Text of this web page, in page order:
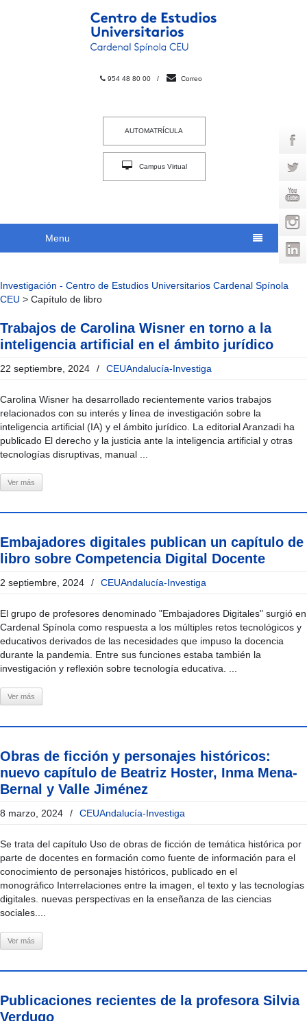
954 48 80 00 / Correo
AUTOMATRÍCULA
Campus Virtual
Menu
Investigación - Centro de Estudios Universitarios Cardenal Spínola
CEU > Capítulo de libro
Trabajos de Carolina Wisner en torno a la
inteligencia artificial en el ámbito jurídico
22 septiembre, 2024 / CEUAndalucía-Investiga
Carolina Wisner ha desarrollado recientemente varios trabajos
relacionados con su interés y línea de investigación sobre la
inteligencia artificial (IA) y el ámbito jurídico. La editorial Aranzadi ha
publicado El derecho y la justicia ante la inteligencia artificial y otras
tecnologías disruptivas, manual ...
Ver más
Embajadores digitales publican un capítulo de
libro sobre Competencia Digital Docente
2 septiembre, 2024 / CEUAndalucía-Investiga
El grupo de profesores denominado "Embajadores Digitales" surgió en
Cardenal Spínola como respuesta a los múltiples retos tecnológicos y
educativos derivados de las necesidades que impuso la docencia
durante la pandemia. Entre sus funciones estaba también la
investigación y reflexión sobre tecnología educativa. ...
Ver más
Obras de ficción y personajes históricos:
nuevo capítulo de Beatriz Hoster, Inma Mena-
Bernal y Valle Jiménez
8 marzo, 2024 / CEUAndalucía-Investiga
Se trata del capítulo Uso de obras de ficción de temática histórica por
parte de docentes en formación como fuente de información para el
conocimiento de personajes históricos, publicado en el
monográfico Interrelaciones entre la imagen, el texto y las tecnologías
digitales. nuevas perspectivas en la enseñanza de las ciencias
sociales....
Ver más
Publicaciones recientes de la profesora Silvia
Verdugo